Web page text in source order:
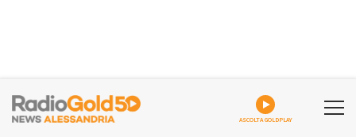
ASCOLTA GOLDPLAY